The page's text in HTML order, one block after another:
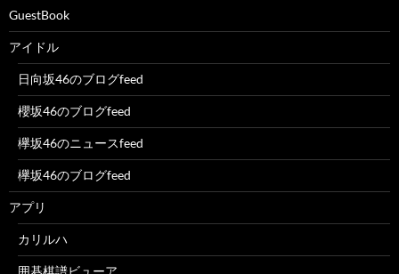
GuestBook
アイドル
日向坂46のブログfeed
櫻坂46のブログfeed
欅坂46のニュースfeed
欅坂46のブログfeed
アプリ
カリルハ
囲碁棋譜ビューア